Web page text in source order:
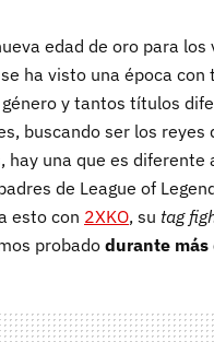
edad de oro para los
ha visto una época con
y tantos títulos
buscando ser los reyes
hay una que es diferente
de League of
esto con 2XKO, su tag
probado durante más